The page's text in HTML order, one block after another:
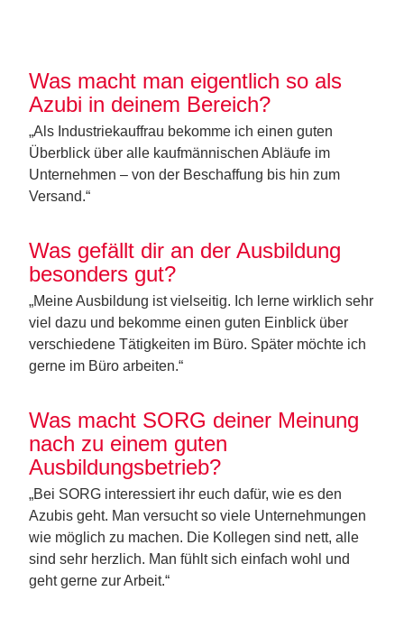
Was macht man eigentlich so als
Azubi in deinem Bereich?
„Als Industriekauffrau bekomme ich einen guten
Überblick über alle kaufmännischen Abläufe im
Unternehmen – von der Beschaffung bis hin zum
Versand.“
Was gefällt dir an der Ausbildung
besonders gut?
„Meine Ausbildung ist vielseitig. Ich lerne wirklich sehr
viel dazu und bekomme einen guten Einblick über
verschiedene Tätigkeiten im Büro. Später möchte ich
gerne im Büro arbeiten.“
Was macht SORG deiner Meinung
nach zu einem guten
Ausbildungsbetrieb?
„Bei SORG interessiert ihr euch dafür, wie es den
Azubis geht. Man versucht so viele Unternehmungen
wie möglich zu machen. Die Kollegen sind nett, alle
sind sehr herzlich. Man fühlt sich einfach wohl und
geht gerne zur Arbeit.“